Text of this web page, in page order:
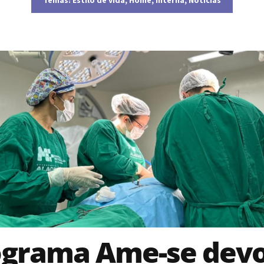
Ame-se